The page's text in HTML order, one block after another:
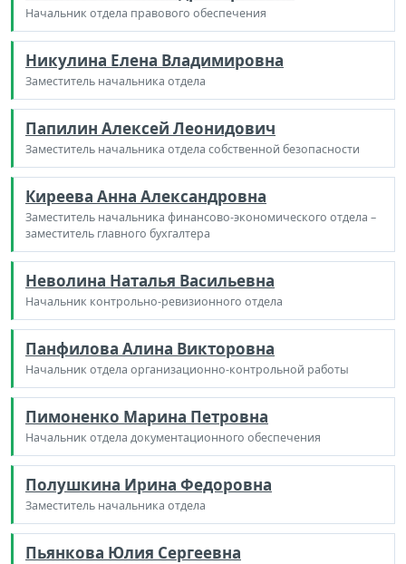
Начальник отдела правового обеспечения
Никулина Елена Владимировна
Заместитель начальника отдела
Папилин Алексей Леонидович
Заместитель начальника отдела собственной безопасности
Киреева Анна Александровна
Заместитель начальника финансово-экономического отдела –
заместитель главного бухгалтера
Неволина Наталья Васильевна
Начальник контрольно-ревизионного отдела
Панфилова Алина Викторовна
Начальник отдела организационно-контрольной работы
Пимоненко Марина Петровна
Начальник отдела документационного обеспечения
Полушкина Ирина Федоровна
Заместитель начальника отдела
Пьянкова Юлия Сергеевна